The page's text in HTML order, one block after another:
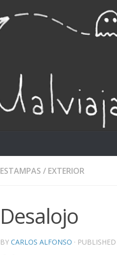
ESTAMPAS / EXTERIOR
Desalojo
BY CARLOS ALFONSO · PUBLISHED